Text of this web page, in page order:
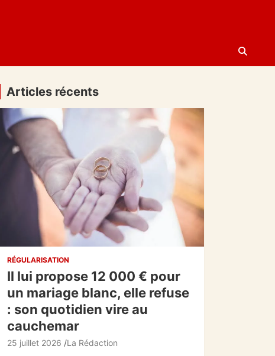
Articles récents
RÉGULARISATION
Il lui propose 12 000 € pour
un mariage blanc, elle refuse
: son quotidien vire au
cauchemar
25 juillet 2026 La Rédaction